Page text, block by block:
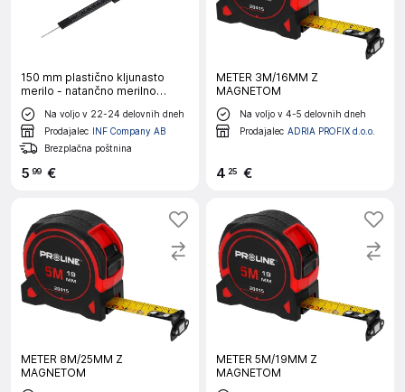
150 mm plastično kljunasto
merilo - natančno merilno
orodje
Na voljo v 22-24 delovnih dneh
Prodajalec INF Company AB
Brezplačna poštnina
5 99 €
METER 3M/16MM Z
MAGNETOM
Na voljo v 4-5 delovnih dneh
Prodajalec ADRIA PROFIX d.o.o.
4 25 €
METER 8M/25MM Z
MAGNETOM
METER 5M/19MM Z
MAGNETOM